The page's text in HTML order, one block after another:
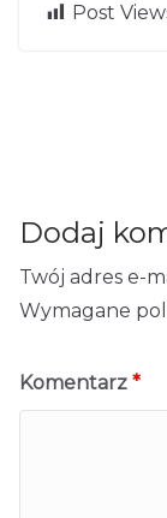
Post
Ne
Jak
Dodaj
Twój adres e-
Wymagane
Komentarz *